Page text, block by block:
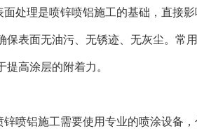
面处理是喷锌喷铝施工的基础，直接
保表面无油污、无锈迹、无灰尘。常
高涂层的附着力。
喷铝施工需要使用专业的喷涂设备